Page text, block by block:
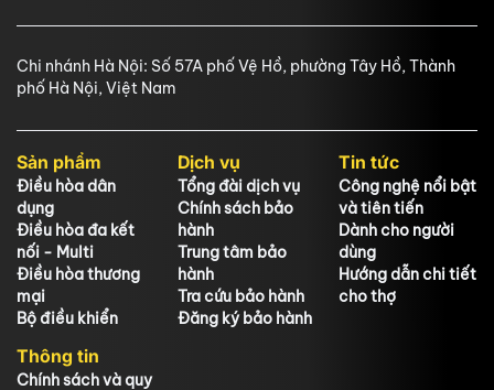
Chi nhánh Hà Nội: Số 57A phố Vệ Hồ, phường Tây Hồ, Thành
phố Hà Nội, Việt Nam
Sản phẩm
Điều hòa dân
dụng
Điều hòa đa kết
nối - Multi
Điều hòa thương
mại
Bộ điều khiển
Dịch vụ
Tổng đài dịch vụ
Chính sách bảo
hành
Trung tâm bảo
hành
Tra cứu bảo hành
Đăng ký bảo hành
Tin tức
Công nghệ nổi bật
và tiên tiến
Dành cho người
dùng
Hướng dẫn chi tiết
cho thợ
Thông tin
Chính sách và quy